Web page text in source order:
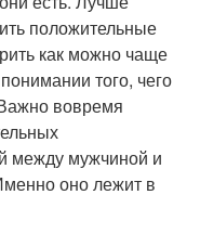
Отношения между
мужем
положительные
как можно чаще
того, чего
вовремя
между мужчиной и
оно лежит в